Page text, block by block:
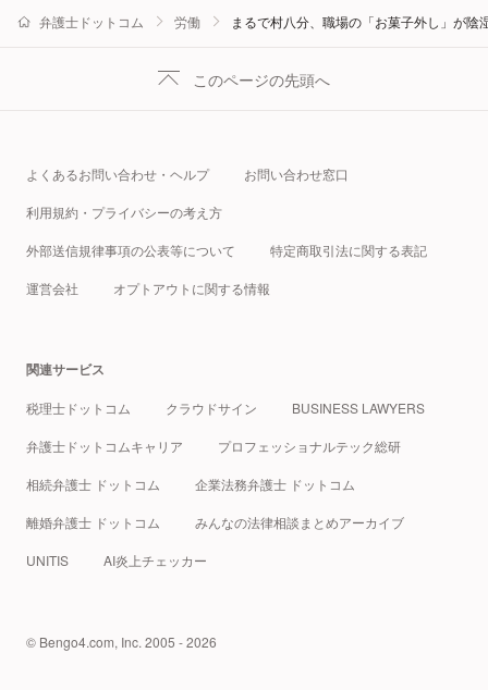
弁護士ドットコム 労働 まるで村八分、職場の「お菓子外し」が
このページの先頭へ
よくあるお問い合わせ・ヘルプ お問い合わせ窓口
利用規約・プライバシーの考え方
外部送信規律事項の公表等について 特定商取引法に関する表記
運営会社 オプトアウトに関する情報
関連サービス
税理士ドットコム クラウドサイン BUSINESS LAWYERS
弁護士ドットコムキャリア プロフェッショナルテック総研
相続弁護士 ドットコム 企業法務弁護士 ドットコム
離婚弁護士 ドットコム みんなの法律相談まとめアーカイブ
UNITIS AI炎上チェッカー
© Bengo4.com, Inc. 2005 - 2026